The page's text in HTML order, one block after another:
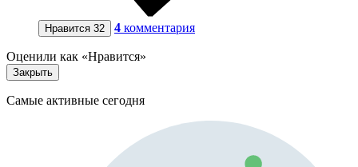
Нравится 32 4 комментария
Оценили как «Нравится»
Закрыть
Самые активные сегодня